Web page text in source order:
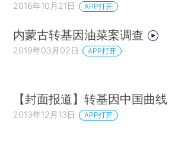
2016年10月21日 APP打开
内蒙古转基因油菜案调查
2019年03月02日 APP打开
【封面报道】转基因中国曲线
2013年12月13日 APP打开